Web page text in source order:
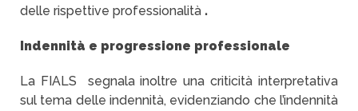
delle rispettive professionalità .
Indennità e progressione professionale
La FIALS segnala inoltre una criticità interpretativa
sul tema delle indennità, evidenziando che l’indennità